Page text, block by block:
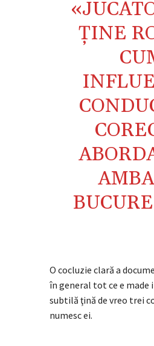
ŢINE
O cocluzie clară a
în general tot ce e made
subtilă ţină de vreo trei
numesc ei.